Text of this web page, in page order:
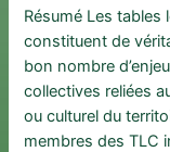
petite
Résumé Les
constituent de
bon nombre
collectives reliées
ou culturel du
membres des TLC